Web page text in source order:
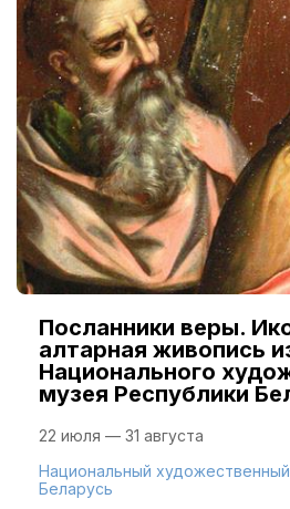
Посланники веры.
алтарная живопись
Национального
музея Республики
22 июля — 31 августа
Национальный
Беларусь